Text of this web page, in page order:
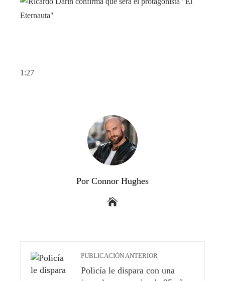
1:27
Por Connor Hughes
PUBLICACIÓN ANTERIOR
Policía le dispara con una